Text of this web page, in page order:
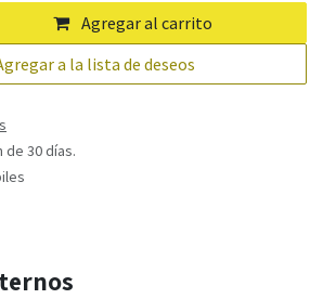
Agregar al carrito
a la lista de deseos
de 30 días.